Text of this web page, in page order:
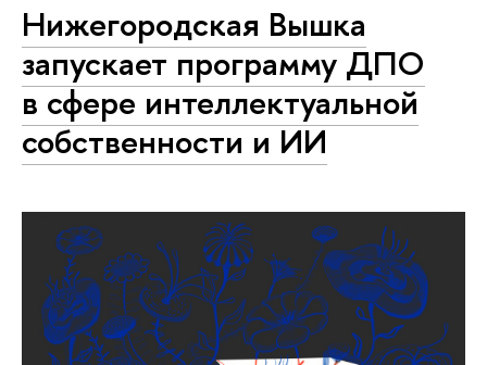
Нижегородская Вышка
запускает программу ДПО
в сфере интеллектуальной
собственности и ИИ